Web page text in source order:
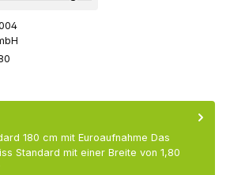
180 cm mit Euroaufnahme Das
Standard mit einer Breite von 1,80